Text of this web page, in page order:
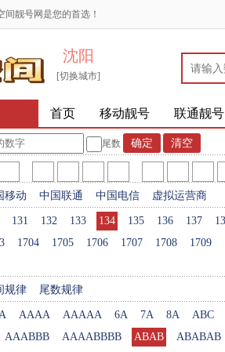
靓号网是您的首选！
沈阳
[切换城市]
首页 移动靓号 联通靓号
尾数
移动 中国联通 中国电信 虚拟运营商
131 132 133 134 135 136 137
1704 1705 1706 1707 1708 1709
规律 尾数规律
AAAA AAAAA 6A 7A 8A
ABC
AAABBB AAAABBBB ABAB
ABABAB